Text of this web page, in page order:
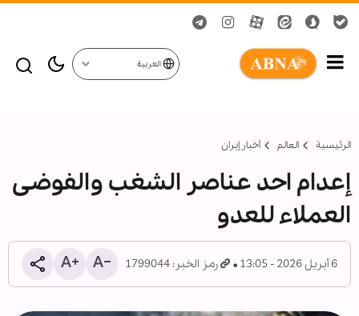
العربية
الرئيسية العالم أخبار إيران
إعدام احد عناصر الشغب والفوضى
العملاء للعدو
6 أبريل 2026 - 13:05 رمز الخبر: 1799044